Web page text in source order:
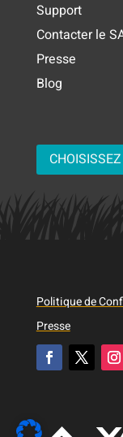
Support
Contacter le
Presse
Blog
Politique de
Presse